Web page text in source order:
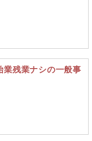
残業ナシの一般事